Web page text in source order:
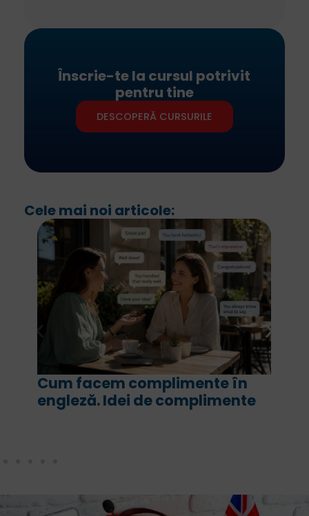
Înscrie-te la cursul potrivit
pentru tine
DESCOPERĂ CURSURILE
Cele mai noi articole:
Cum facem complimente în
engleză. Idei de complimente